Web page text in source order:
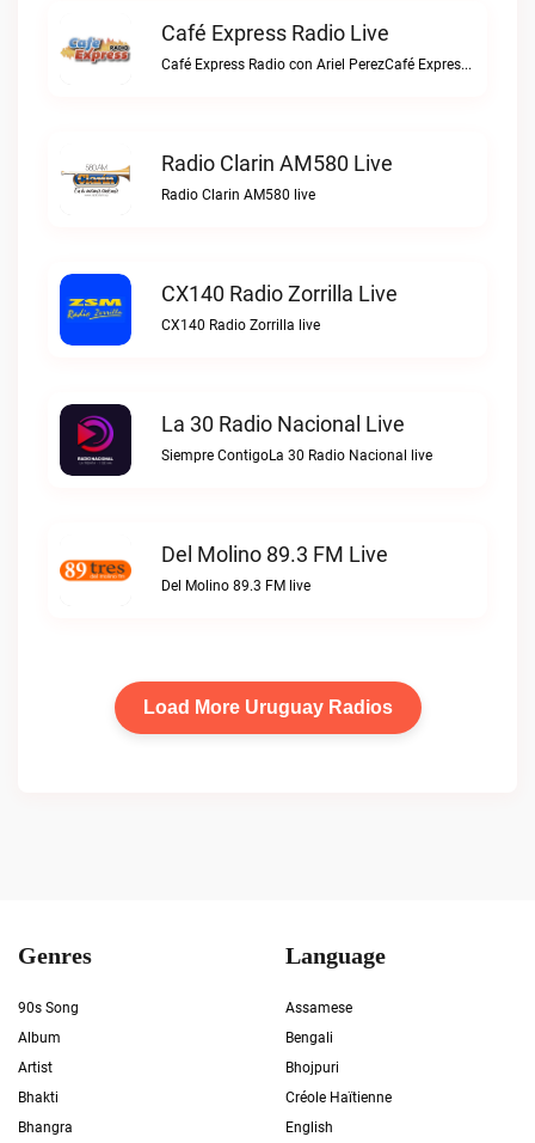
Café Express Radio Live
Café Express Radio con Ariel PerezCafé Express Radio live
Radio Clarin AM580 Live
Radio Clarin AM580 live
CX140 Radio Zorrilla Live
CX140 Radio Zorrilla live
La 30 Radio Nacional Live
Siempre ContigoLa 30 Radio Nacional live
Del Molino 89.3 FM Live
Del Molino 89.3 FM live
Load More Uruguay Radios
Genres
90s Song
Album
Artist
Bhakti
Bhangra
Language
Assamese
Bengali
Bhojpuri
Créole Haïtienne
English